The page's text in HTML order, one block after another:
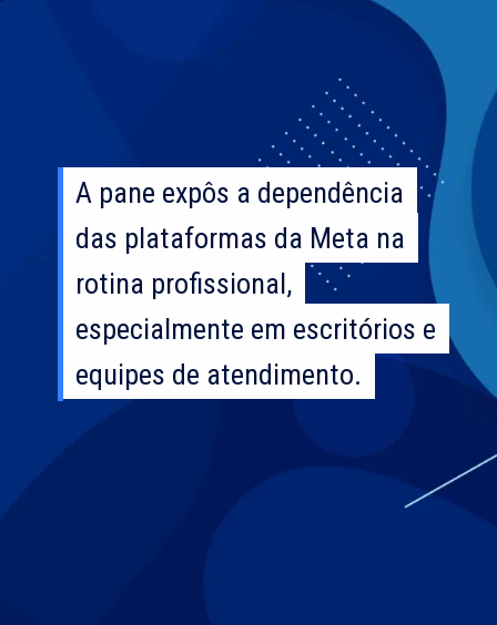
A pane expôs a dependência
das plataformas da Meta na
rotina profissional,
especialmente em escritórios e
equipes de atendimento.
A pane expôs a dependência
das plataformas da Meta na
rotina profissional,
especialmente em escritórios e
equipes de atendimento.